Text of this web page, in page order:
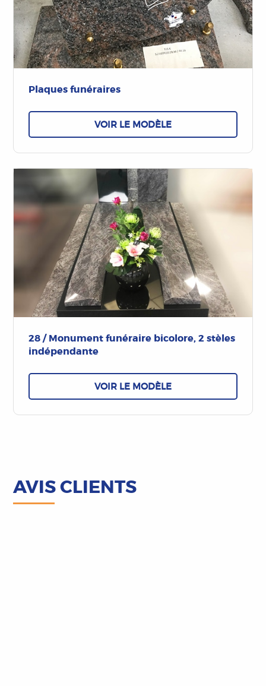
Plaques funéraires
VOIR LE MODÈLE
28 / Monument funéraire bicolore, 2 stèles
indépendante
VOIR LE MODÈLE
AVIS CLIENTS